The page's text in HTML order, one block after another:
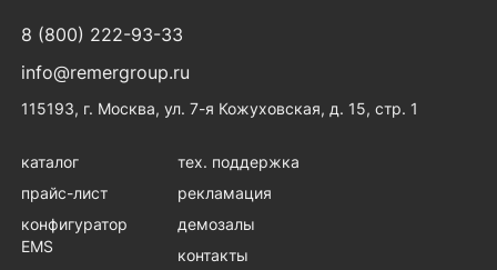
8 (800) 222-93-33
info@remergroup.ru
115193, г. Москва, ул. 7-я Кожуховская, д. 15, стр. 1
каталог
прайс-лист
конфигуратор
EMS
тех. поддержка
рекламация
демозалы
контакты